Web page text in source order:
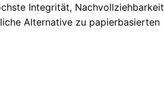
Integrität, Nachvollziehbarkeit
Alternative zu papierbasierten